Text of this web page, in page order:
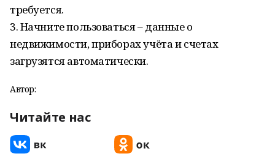
требуется.
3. Начните пользоваться – данные о
недвижимости, приборах учёта и счетах
загрузятся автоматически.
Автор:
Читайте нас